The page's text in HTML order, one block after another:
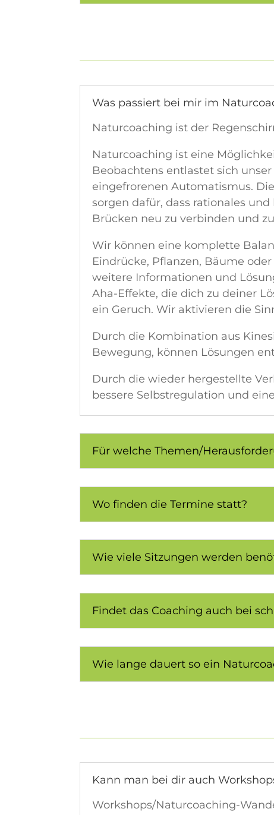
Was passiert bei mir im
Naturcoaching ist der
Naturcoaching ist eine
Beobachtens entlastet sich
eingefrorenen Automatismus.
sorgen dafür, dass rationales
Brücken neu zu verbinden und
Wir können eine komplette
Eindrücke, Pflanzen, Bäume
weitere Informationen und
Aha-Effekte, die dich zu deiner
ein Geruch. Wir aktivieren die
Durch die Kombination aus
Bewegung, können Lösungen
Durch die wieder hergestellte
bessere Selbstregulation und
Für welche Themen/
Wo finden die Termine statt?
Wie viele Sitzungen werden
Findet das Coaching auch bei
Wie lange dauert so ein
Kann man bei dir auch
Workshops/Naturcoaching-